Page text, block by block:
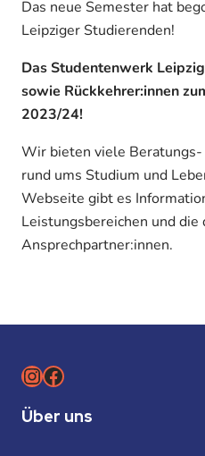
Das neue Semester hat
Leipziger Studierenden!
Das Studentenwerk
sowie Rückkehrer:innen
2023/24!
Wir bieten viele
rund ums Studium und
Webseite gibt es
Leistungsbereichen und die
Ansprechpartner:innen.
Instagram
Facebook
Über uns